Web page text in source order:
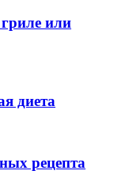
или
диета
рецепта